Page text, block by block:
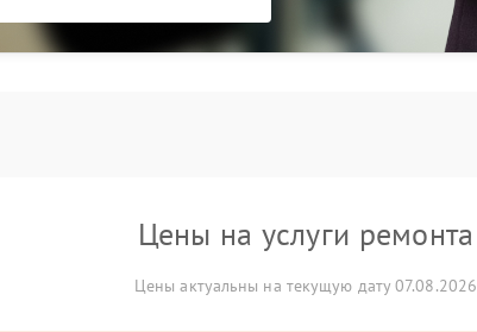
Цены на услуги ремонта
Цены актуальны на текущую дату 07.08.2026